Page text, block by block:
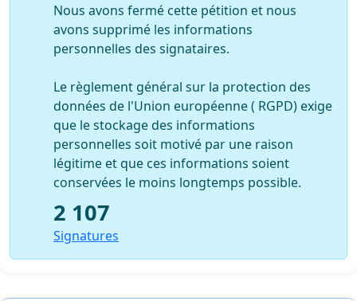
L' Association de Défense de la Gare d'Assier et de
Promotion du Rail.
Nous avons fermé cette pétition et nous
avons supprimé les informations
personnelles des signataires.
Le règlement général sur la protection des
données de l'Union européenne ( RGPD) exige
que le stockage des informations
personnelles soit motivé par une raison
légitime et que ces informations soient
conservées le moins longtemps possible.
2 107
Signatures